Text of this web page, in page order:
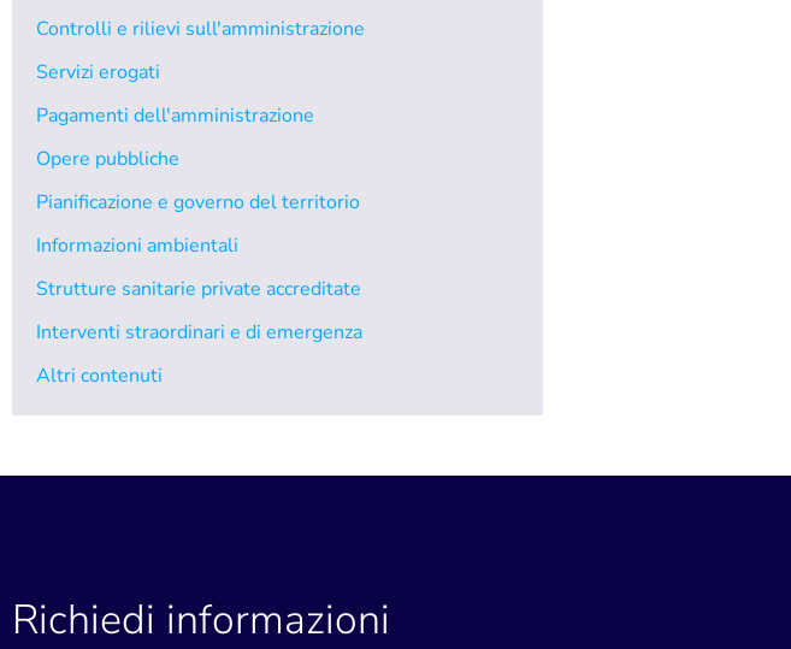
Controlli e rilievi sull'amministrazione
Servizi erogati
Pagamenti dell'amministrazione
Opere pubbliche
Pianificazione e governo del territorio
Informazioni ambientali
Strutture sanitarie private accreditate
Interventi straordinari e di emergenza
Altri contenuti
Richiedi informazioni